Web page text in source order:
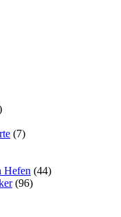
(7)
Hefen (44)
(96)